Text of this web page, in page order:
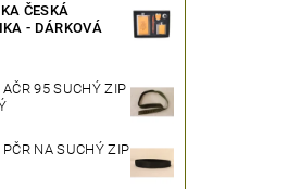
ČESKÁ
- DÁRKOVÁ
AČR 95 SUCHÝ ZIP
PČR NA SUCHÝ ZIP